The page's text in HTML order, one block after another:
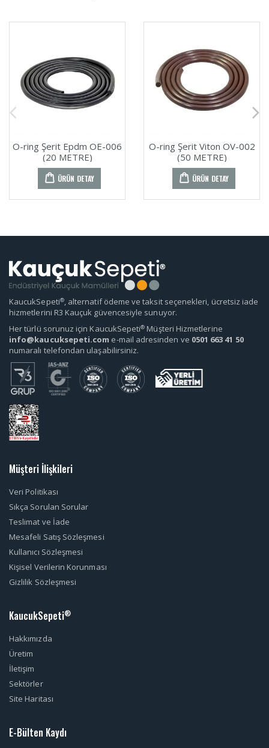
O-ring Şerit Epdm OE-006
(20 METRE)
ÜRÜN DETAY
O-ring Şerit Viton OV-002
(50 METRE)
ÜRÜN DETAY
KaucukSepeti®, alternatif ödeme ve taksit seçenekleri, ücretsiz iade
hizmetlerini R3 Kauçuk güvencesiyle sunuyor.
Her türlü sorunuz için KaucukSepeti® Müşteri Hizmetlerine
info@kaucuksepeti.com e-mail adresinden ve 0501 663 41 50
numaralı telefondan ulaşabilirsiniz.
Müşteri İlişkileri
Veri Politikası
Sıkça Sorulan Sorular
Teslimat ve İade
Mesafeli Satış Sözleşmesi
Kullanıcı Sözleşmesi
Kişisel Verilerin Korunması
Gizlilik Sözleşmesi
KaucukSepeti®
Hakkımızda
Üretim
İletişim
Sektörler
Site Haritası
E-Bülten Kaydı